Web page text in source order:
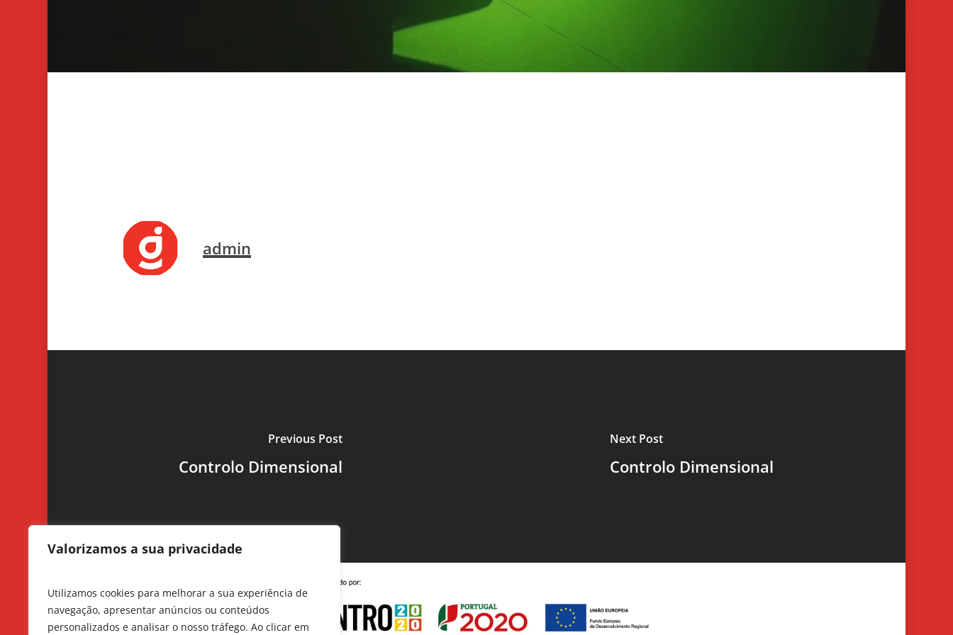
Valorizamos a sua privacidade
Utilizamos cookies para melhorar a sua experiência de
navegação, apresentar anúncios ou conteúdos
personalizados e analisar o nosso tráfego. Ao clicar em
admin
Previous Post
Controlo Dimensional
Next Post
Controlo Dimensional